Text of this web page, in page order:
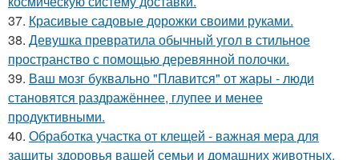
37. Красивые садовые дорожки своими руками.
38. Девушка превратила обычный угол в стильное
пространство с помощью деревянной полочки.
39. Ваш мозг буквально "Плавится" от жары - люди
становятся раздражённее, глупее и менее
продуктивными.
40. Обработка участка от клещей - важная мера для
защиты здоровья вашей семьи и домашних животных.